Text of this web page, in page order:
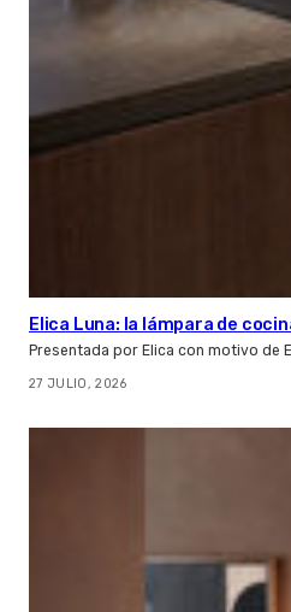
Elica Luna: la lámpara de
Presentada por Elica con motivo de
27 JULIO, 2026